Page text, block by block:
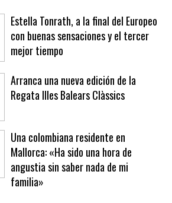
Estella Tonrath, a la final del Europeo
con buenas sensaciones y el tercer
mejor tiempo
Arranca una nueva edición de la
Regata Illes Balears Clàssics
Una colombiana residente en
Mallorca: «Ha sido una hora de
angustia sin saber nada de mi
familia»